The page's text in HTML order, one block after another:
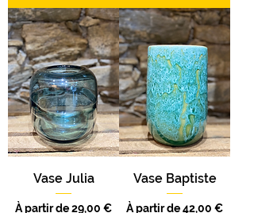
Vase Julia
À partir de29,00 €
Prix promotionnel
Vase Baptiste
À partir de42,00 €
Prix promotionnel